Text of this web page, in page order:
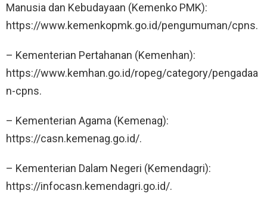
Manusia dan Kebudayaan (Kemenko PMK):
https://www.kemenkopmk.go.id/pengumuman/cpns.
– Kementerian Pertahanan (Kemenhan):
https://www.kemhan.go.id/ropeg/category/pengadaa
n-cpns.
– Kementerian Agama (Kemenag):
https://casn.kemenag.go.id/.
– Kementerian Dalam Negeri (Kemendagri):
https://infocasn.kemendagri.go.id/.